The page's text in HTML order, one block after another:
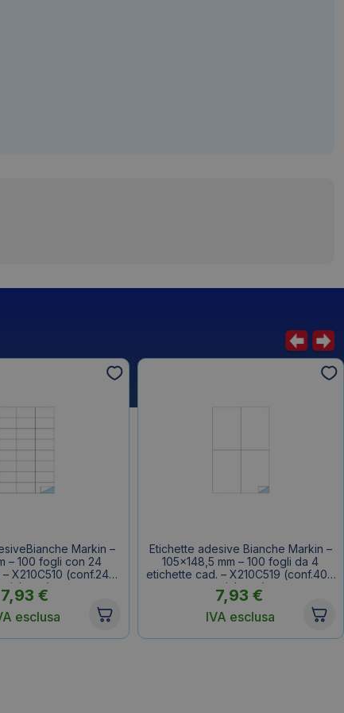
Markin –
– 100 fogli con 24
X210C510 (conf.2400
etichette)
7,93 €
esclusa
Etichette adesive Bianche Markin –
105×148,5 mm – 100 fogli da 4
etichette cad. – X210C519 (conf.400
etichette)
7,93€
IVA esclusa